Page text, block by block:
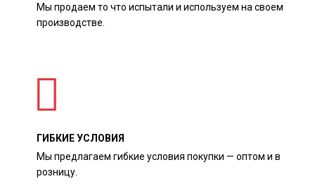
Мы продаем то что испытали и используем на своем
производстве.
ГИБКИЕ УСЛОВИЯ
Мы предлагаем гибкие условия покупки — оптом и в
розницу.